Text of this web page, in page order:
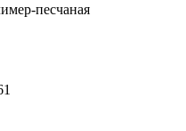
песчаная